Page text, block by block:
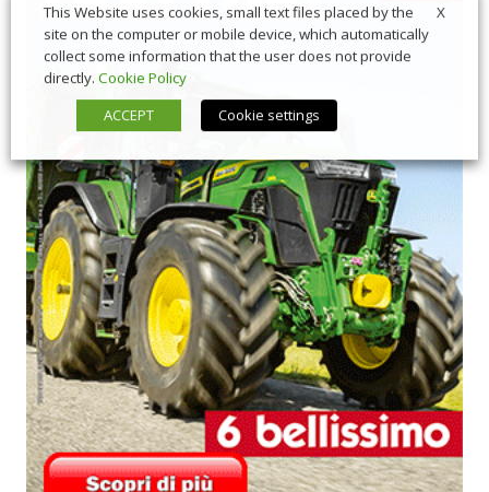
X
This Website uses cookies, small text files placed by the
site on the computer or mobile device, which automatically
collect some information that the user does not provide
directly. Cookie Policy
ACCEPT
Cookie settings